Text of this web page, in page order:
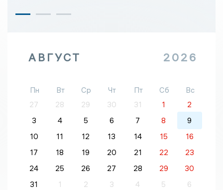
АВГУСТ 2026
Пн Вт Ср Чт Пт Сб
Вс
27
28 29 30 31 1
2
3
4 5 6 7 8
9
10
11 12 13 14 15
16
17
18 19 20 21 22
23
24
25 26 27 28 29
30
31
1 2 3 4 5 6